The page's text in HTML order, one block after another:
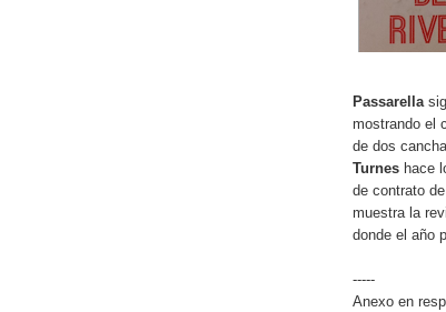
Passarella
mostrando el
de dos
Turnes hace
de contrato
muestra la
donde el año
-----
Anexo en